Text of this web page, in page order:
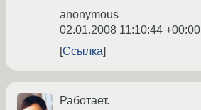
anonymous
02.01.2008 11:10:44 +00:00
Ссылка
Работает.